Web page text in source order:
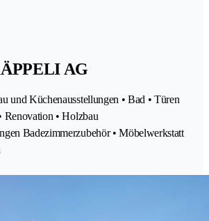
AG
und Küchenausstellungen • Bad • Türen
Renovation • Holzbau
Badezimmerzubehör • Möbelwerkstatt